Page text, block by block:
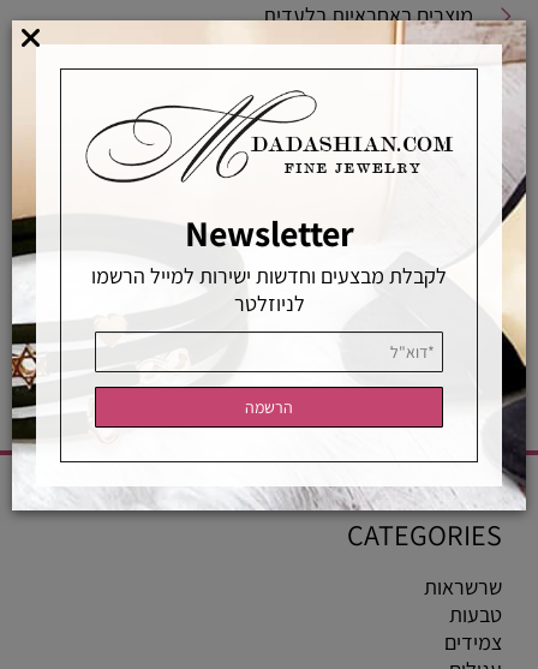
מוצרים באחראיות בלעדית
אפשרויות החלפה / החזרה
רכישה מאובטחת
אחראיות בלעדית משלוחים מהירים רכישה מאובטחת
CATEGORIES
שרשראות
טבעות
צמידים
Newsletter
לקבלת מבצעים וחדשות ישירות למייל הרשמו
לניוזלטר